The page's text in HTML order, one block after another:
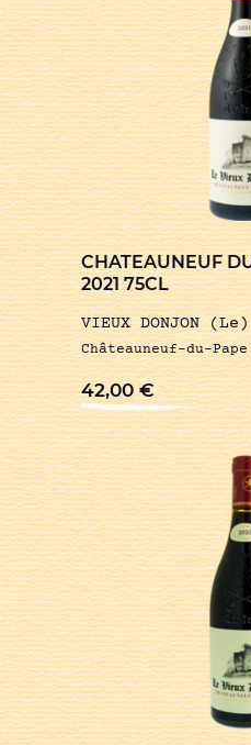
CHATEAUNEUF
2021 75CL
VIEUX DONJON (Le)
Châteauneuf-du-Pape
42,00€